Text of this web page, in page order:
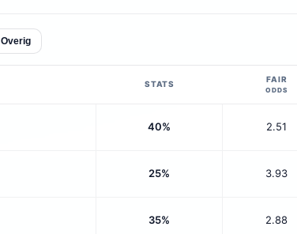
Overig
STATS FAIR
ODDS
40% 2.51
25% 3.93
35% 2.88